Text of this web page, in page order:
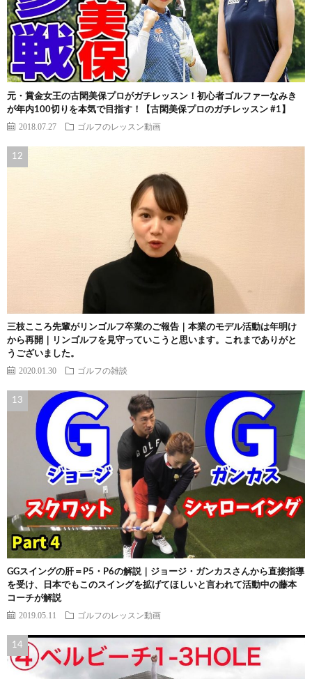
元・賞金女王の古閑美保プロがガチレッスン！初心者ゴルファーなみき
が年内100切りを本気で目指す！【古閑美保プロのガチレッスン #1】
2018.07.27 ゴルフのレッスン動画
三枝こころ先輩がリンゴルフ卒業のご報告｜本業のモデル活動は年明け
から再開｜リンゴルフを見守っていこうと思います。これまでありがと
うございました。
2020.01.30 ゴルフの雑談
GGスイングの肝＝P5・P6の解説｜ジョージ・ガンカスさんから直接指導
を受け、日本でもこのスイングを拡げてほしいと言われて活動中の藤本
コーチが解説
2019.05.11 ゴルフのレッスン動画